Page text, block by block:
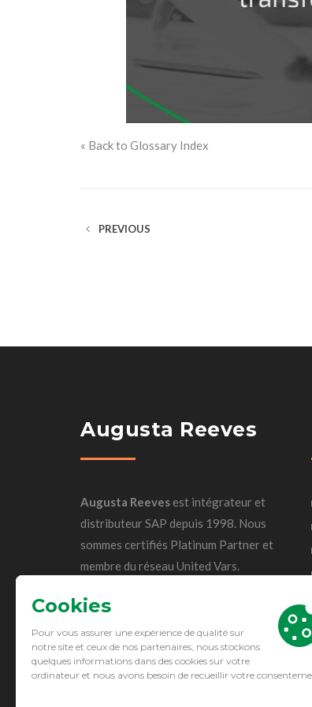
« Back to Glossary Index
PREVIOUS
Augusta Reeves
Augusta Reeves est intégrateur et
distributeur SAP depuis 1998. Nous
sommes certifiés Platinum Partner et
membre du réseau United Vars.
approches cloud sont au cœur de nos
investissements.